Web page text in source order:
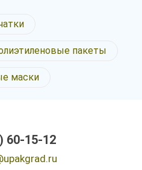
пакеты
маски
60-15-12